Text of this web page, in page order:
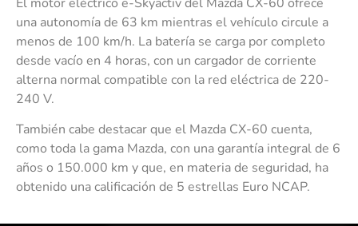
una autonomía de 63 km mientras el vehículo circule a
menos de 100 km/h. La batería se carga por completo
desde vacío en 4 horas, con un cargador de corriente
alterna normal compatible con la red eléctrica de 220-
240 V.
También cabe destacar que el Mazda CX-60 cuenta,
como toda la gama Mazda, con una garantía integral de 6
años o 150.000 km y que, en materia de seguridad, ha
obtenido una calificación de 5 estrellas Euro NCAP.